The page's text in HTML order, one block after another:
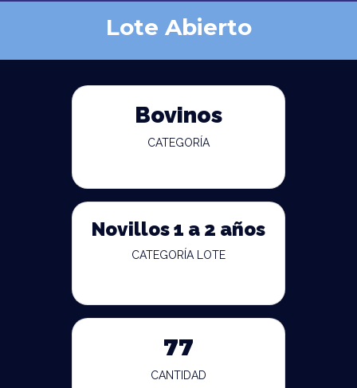
Lote Abierto
Bovinos
CATEGORÍA
Novillos 1 a 2 años
CATEGORÍA LOTE
77
CANTIDAD